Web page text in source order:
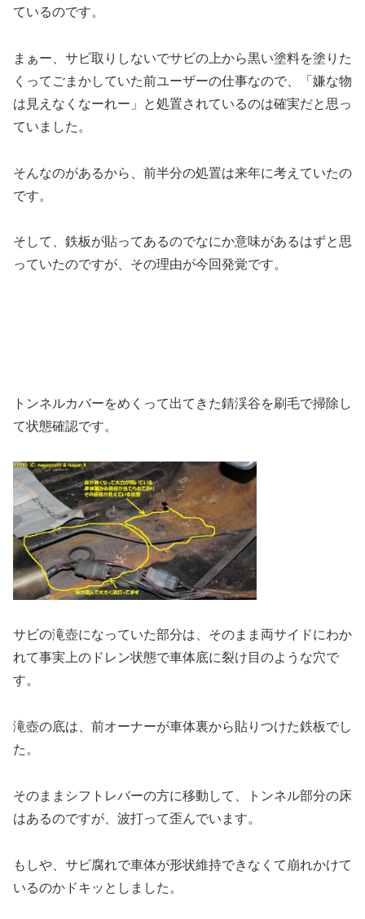
ているのです。
まぁー、サビ取りしないでサビの上から黒い塗料を塗りた
くってごまかしていた前ユーザーの仕事なので、「嫌な物
は見えなくなーれー」と処置されているのは確実だと思っ
ていました。
そんなのがあるから、前半分の処置は来年に考えていたの
です。
そして、鉄板が貼ってあるのでなにか意味があるはずと思
っていたのですが、その理由が今回発覚です。
トンネルカバーをめくって出てきた錆渓谷を刷毛で掃除し
て状態確認です。
サビの滝壺になっていた部分は、そのまま両サイドにわか
れて事実上のドレン状態で車体底に裂け目のような穴で
す。
滝壺の底は、前オーナーが車体裏から貼りつけた鉄板でし
た。
そのままシフトレバーの方に移動して、トンネル部分の床
はあるのですが、波打って歪んでいます。
もしや、サビ腐れで車体が形状維持できなくて崩れかけて
いるのかドキッとしました。